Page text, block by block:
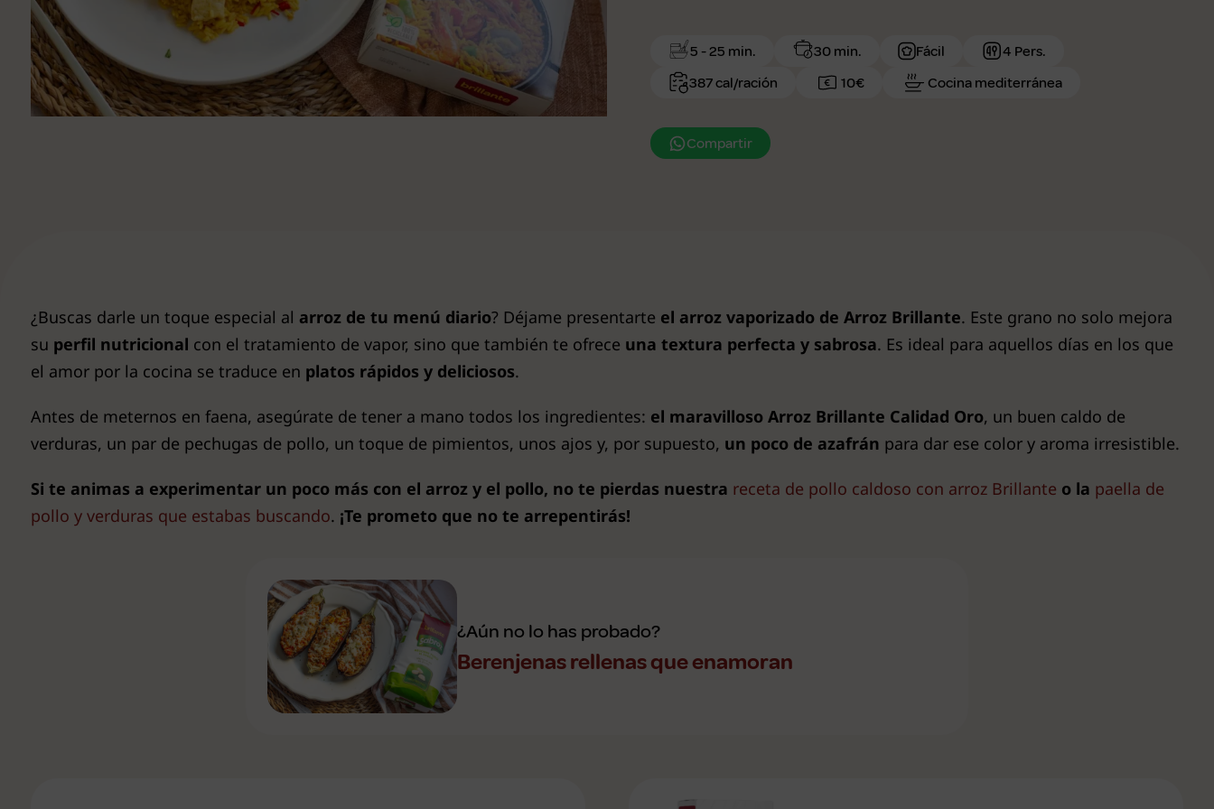
5 - 25 min. 30 min. Fácil
4 Pers.
387 cal/ración
10€ Cocina mediterránea
Compartir
¿Buscas darle un toque especial al arroz de tu menú diario? Déjame presentarte el arroz vaporizado de Arroz Brillante. Este grano no solo mejora
su perfil nutricional con el tratamiento de vapor, sino que también te ofrece una textura perfecta y sabrosa. Es ideal para aquellos días en los que
el amor por la cocina se traduce en platos rápidos y deliciosos.
Antes de meternos en faena, asegúrate de tener a mano todos los ingredientes: el maravilloso Arroz Brillante Calidad Oro, un buen caldo de
verduras, un par de pechugas de pollo, un toque de pimientos, unos ajos y, por supuesto, un poco de azafrán para dar ese color y aroma irresistible.
Si te animas a experimentar un poco más con el arroz y el pollo, no te pierdas nuestra receta de pollo caldoso con arroz Brillante o la paella de
pollo y verduras que estabas buscando. ¡Te prometo que no te arrepentirás!
¿Aún no lo has probado?
Berenjenas rellenas que enamoran